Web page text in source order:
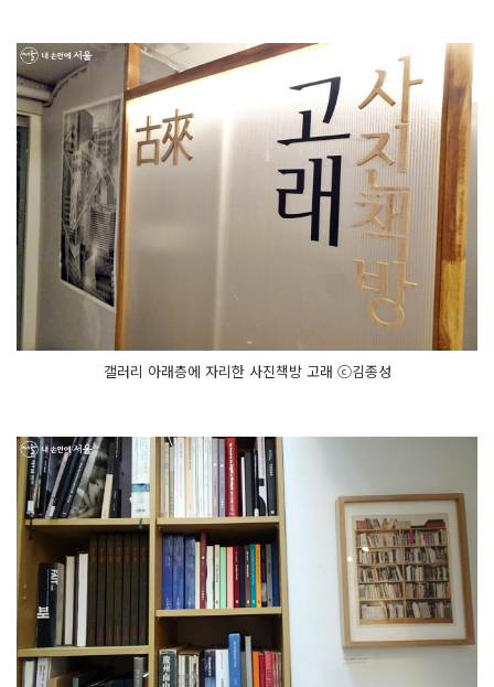
갤러리 아래층에 자리한 사진책방 고래 ⓒ김종성